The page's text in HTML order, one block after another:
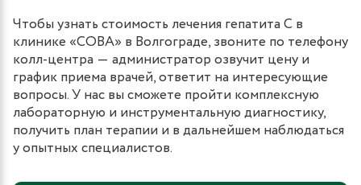
Чтобы узнать стоимость лечения гепатита С в
клинике «СОВА» в Волгограде, звоните по телефону
колл-центра ― администратор озвучит цену и
график приема врачей, ответит на интересующие
вопросы. У нас вы сможете пройти комплексную
лабораторную и инструментальную диагностику,
получить план терапии и в дальнейшем наблюдаться
у опытных специалистов.